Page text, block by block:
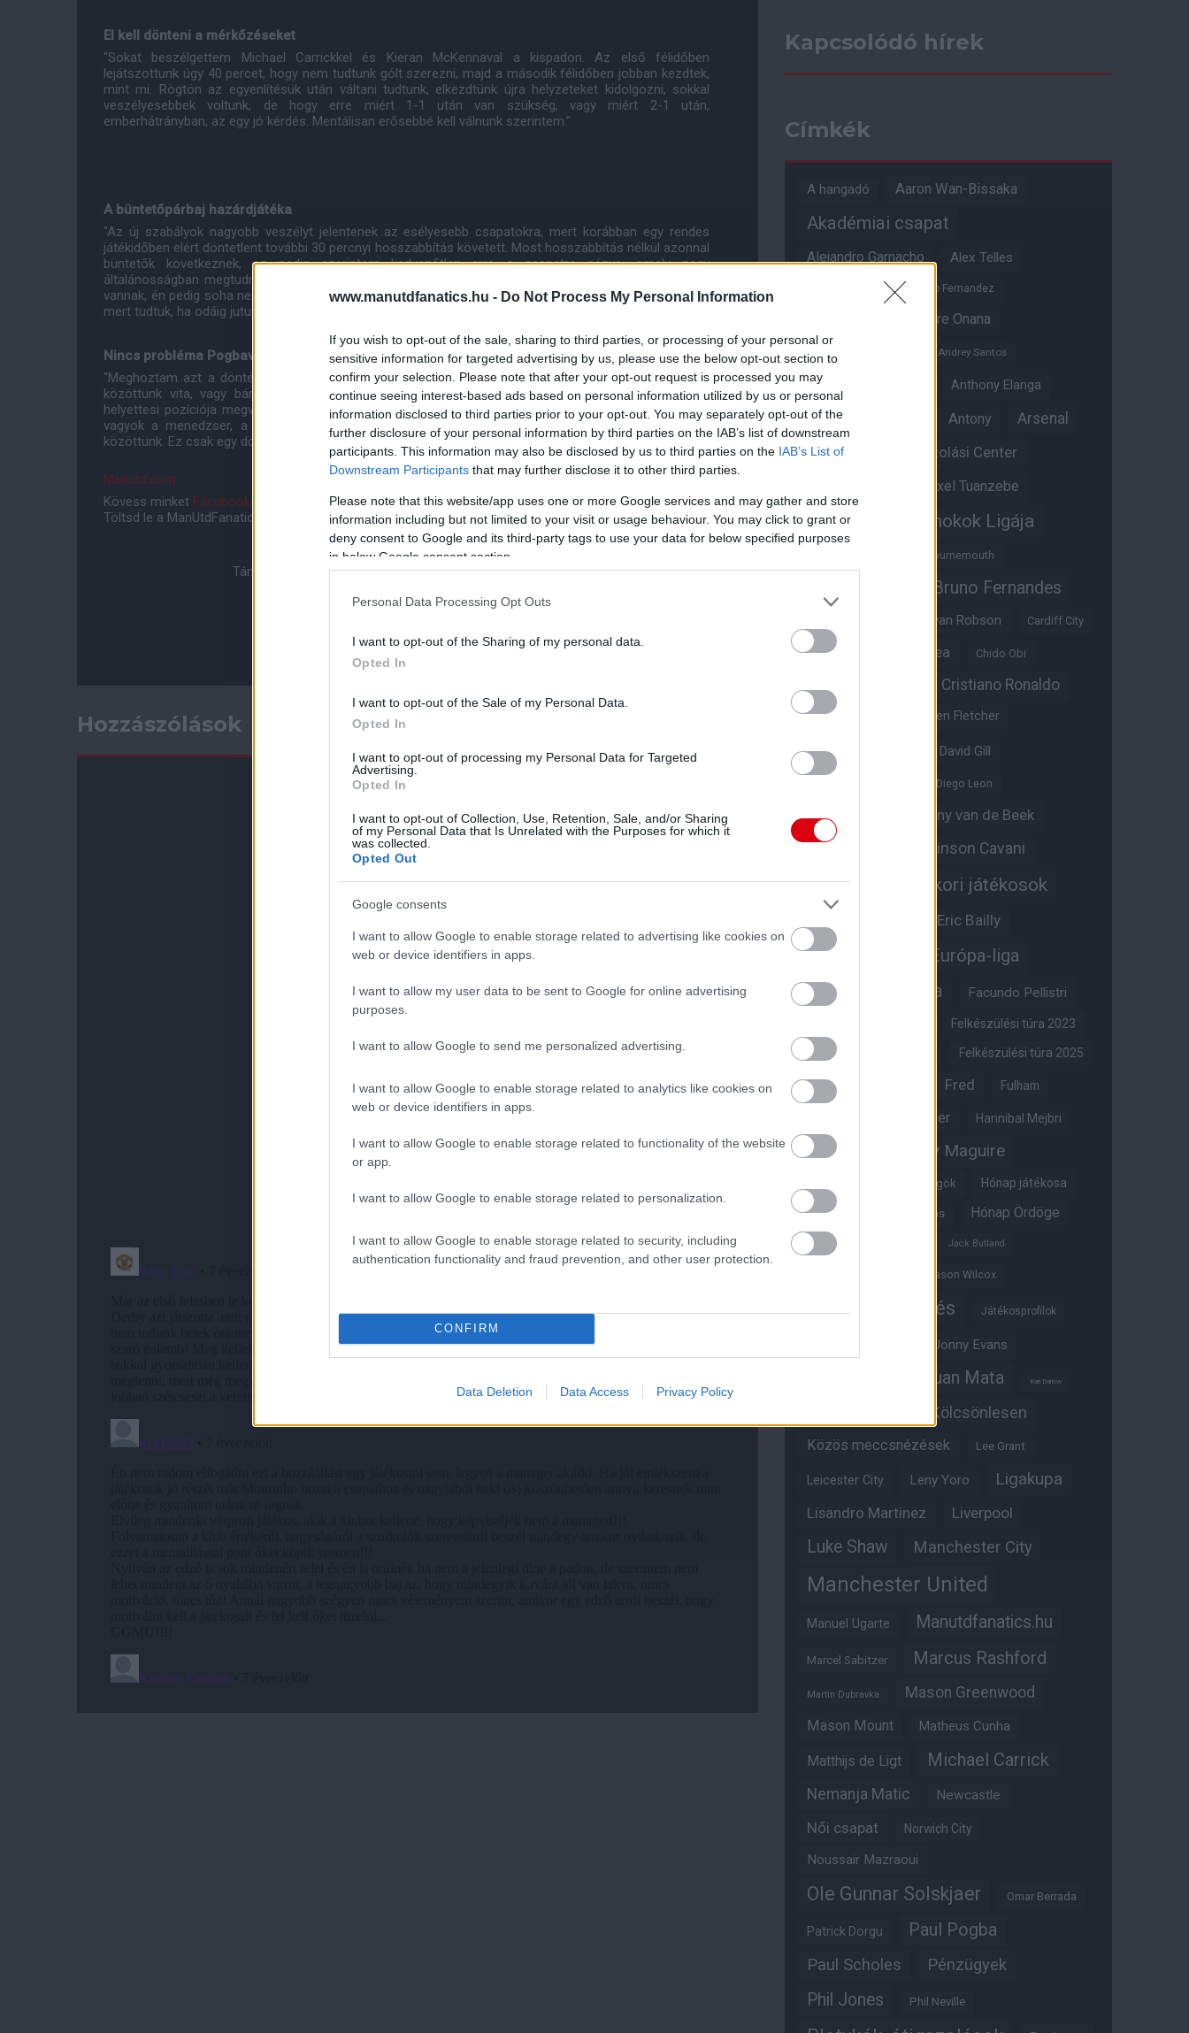
www.manutdfanatics.hu - Do Not Process My Personal Information
If you wish to opt-out of the sale, sharing to third parties, or processing of your personal or
sensitive information for targeted advertising by us, please use the below opt-out section to
confirm your selection. Please note that after your opt-out request is processed you may
continue seeing interest-based ads based on personal information utilized by us or personal
information disclosed to third parties prior to your opt-out. You may separately opt-out of the
further disclosure of your personal information by third parties on the IAB’s list of downstream
participants. This information may also be disclosed by us to third parties on the IAB’s List of
Downstream Participants that may further disclose it to other third parties.
Please note that this website/app uses one or more Google services and may gather and store
information including but not limited to your visit or usage behaviour. You may click to grant or
deny consent to Google and its third-party tags to use your data for below specified purposes
in below Google consent section.
Personal Data Processing Opt Outs
I want to opt-out of the Sharing of my personal data.
Opted In
I want to opt-out of the Sale of my Personal Data.
Opted In
I want to opt-out of processing my Personal Data for Targeted
Advertising.
Opted In
I want to opt-out of Collection, Use, Retention, Sale, and/or Sharing
of my Personal Data that Is Unrelated with the Purposes for which it
was collected.
Opted Out
Google consents
I want to allow Google to enable storage related to advertising like cookies on
web or device identifiers in apps.
I want to allow my user data to be sent to Google for online advertising
purposes.
I want to allow Google to send me personalized advertising.
I want to allow Google to enable storage related to analytics like cookies on
web or device identifiers in apps.
I want to allow Google to enable storage related to functionality of the website
or app.
I want to allow Google to enable storage related to personalization.
I want to allow Google to enable storage related to security, including
authentication functionality and fraud prevention, and other user protection.
CONFIRM
Data Deletion Data Access Privacy Policy
El kell dönteni a mérkőzéseket
"Sokat beszélgettem Michael Carrickkel és Kieran McKennaval a kispadon. Az első félidőben
lejátszottunk úgy 40 percet, hogy nem tudtunk gólt szerezni, majd a második félidőben jobban kezdtek,
mint mi. Rögtön az egyenlítésük után váltani tudtunk, elkezdtünk újra helyzeteket kidolgozni, sokkal
veszélyesebbek voltunk, de hogy erre miért 1-1 után van szükség, vagy miért 2-1 után,
emberhátrányban, az egy jó kérdés. Mentálisan erősebbé kell válnunk szerintem."
A büntetőpárbaj hazárdjátéka
"Az új szabályok nagyobb veszélyt jelentenek az esélyesebb csapatokra, mert korábban egy rendes
játékidőben elért döntetlent további 30 percnyi hosszabbítás követett. Most hosszabbítás nélkül azonnal
büntetők következnek, ez pedig szerintem kedvezőtlen arra a csapatra nézve, amely nagy
általánosságban megtudná nyerni a meccset a hosszabbítás 30 perce során. Úgyhogy most büntetők
vannak, én pedig soha nem hibáztatok egy játékost azért, mert hibázik egy ilyen helyzetben, főleg azért,
mert tudtuk, ha odáig jutunk, hogy Jonesra vagy Eric Baillyra kerül a sor, akkor bajban leszünk."
Nincs probléma Pogbaval
"Meghoztam azt a döntést, hogy nem ő lesz a továbbiakban a csapatkapitány-helyettes, de nincsen
közöttünk vita, vagy bármilyen probléma. Pontosan ugyanaz az ember döntött a csapatkapitány-
helyettesi pozíciója megvonásáról, mint aki arról határozott, hogy Paul töltse be azt - én magam. Én
vagyok a menedzser, a döntéseket pedig én hozom. Egyáltalán nincs veszekedés, vagy probléma
közöttünk. Ez csak egy döntés volt, amit nem kell megmagyaráznom."
Manutd.com
Kövess minket Facebookon Instagramonés YouTube-on is!
Töltsd le a ManUtdFanatics.hu mobil applikációtAndroidraésiOS-re!
Támogasd adományoddal a ManUtdFanatics.hu működését!
Hozzászólások
Kapcsolódó hírek
Címkék
A hangadó Aaron Wan-Bissaka
Akadémiai csapat
Alejandro Garnacho Alex Telles
Alvaro Fernandez
Andre Onana
Andreas Pereira
Andrey Santos
Angol válogatott Anthony Elanga
Anthony Martial Antony Arsenal
Aston Villa Átigazolási Center
Axel Tuanzebe
Ayden Heaven Bajnokok Ligája
Bournemouth
Bruno Fernandes
Bryan Robson Cardiff City
Casemiro Chelsea Chido Obi
Cristiano Ronaldo
Crystal Palace Darren Fletcher
David De Gea David Gill
Diego Leon
Diogo Dalot
Donny van de Beek
Edinson Cavani
Edzői stáb Egykori játékosok
Eric Bailly
Erik ten Hag Európa-liga
Everton FA-kupa Facundo Pellistri
Felkészülési túra 2023
Felkészülési túra 2024 Felkészülési túra 2025
Felkészülési túra 2026 Fred Fulham
Glazer Hannibal Mejbri
Harry Amass Harry Maguire
Híres magyar Vörös Ördögök Hónap játékosa
Hónap legjobbja szavazás Hónap Ördöge
Hull City Jack Butland
Jason Wilcox
Játékosértékelés Játékosprofilok
Jonny Evans
Juan Mata Karl Darlow
Kölcsönlesen
Közös meccsnézések Lee Grant
Leicester City Leny Yoro Ligakupa
Lisandro Martinez Liverpool
Luke Shaw Manchester City
Manchester United
Manuel Ugarte Manutdfanatics.hu
Marcel Sabitzer Marcus Rashford
Martin Dubravka Mason Greenwood
Mason Mount Matheus Cunha
Matthijs de Ligt Michael Carrick
Nemanja Matic Newcastle
Női csapat Norwich City
Noussair Mazraoui
Ole Gunnar Solskjaer Omar Berrada
Patrick Dorgu Paul Pogba
Paul Scholes Pénzügyek
Phil Jones Phil Neville